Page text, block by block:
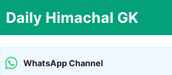
to
content
Daily Himachal GK
WhatsApp Channel